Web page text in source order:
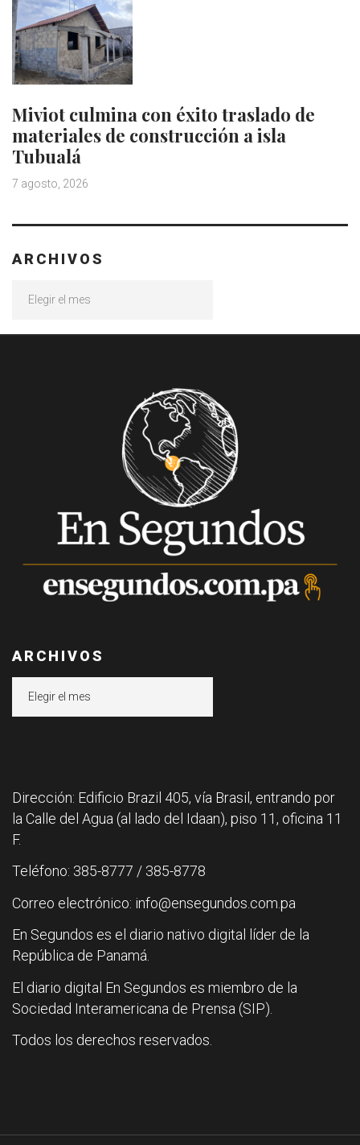
Miviot culmina con éxito traslado de
materiales de construcción a isla
Tubualá
7 agosto, 2026
ARCHIVOS
ARCHIVOS
Dirección: Edificio Brazil 405, vía Brasil, entrando por
la Calle del Agua (al lado del Idaan), piso 11, oficina 11
F.
Teléfono: 385-8777 / 385-8778
Correo electrónico: info@ensegundos.com.pa
En Segundos es el diario nativo digital líder de la
República de Panamá.
El diario digital En Segundos es miembro de la
Sociedad Interamericana de Prensa (SIP).
Todos los derechos reservados.